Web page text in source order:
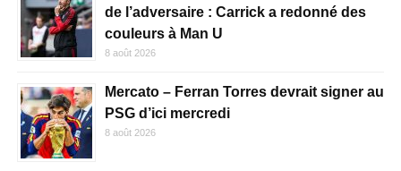
de l’adversaire : Carrick a redonné des
couleurs à Man U
8 août 2026
Mercato – Ferran Torres devrait signer au
PSG d’ici mercredi
8 août 2026